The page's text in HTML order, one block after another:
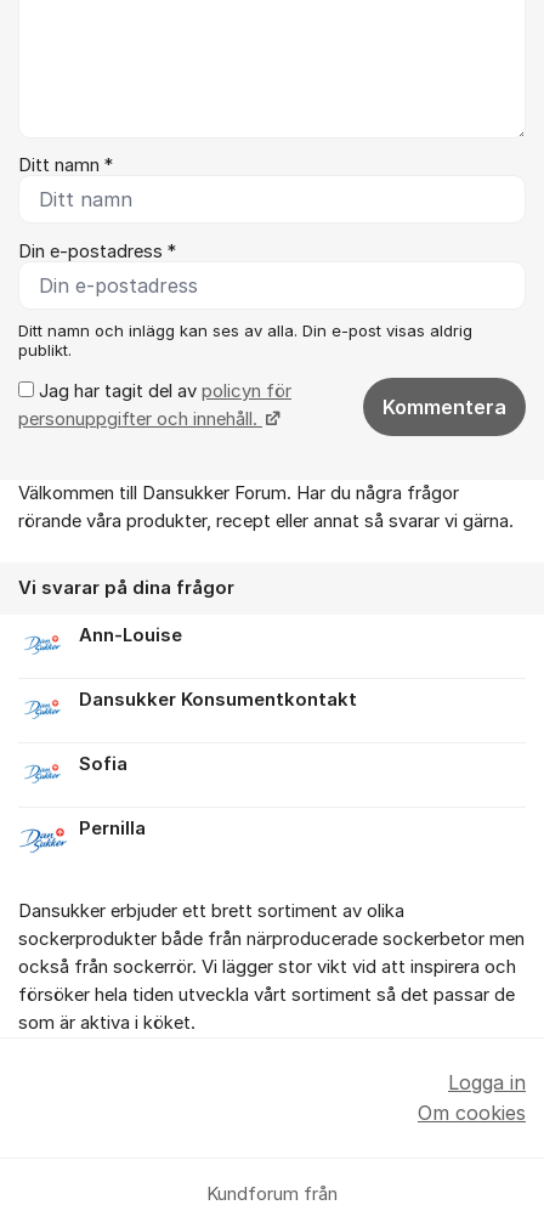
Ditt namn *
Din e-postadress *
Ditt namn och inlägg kan ses av alla. Din e-post visas aldrig
publikt.
Jag har tagit del av policyn för
personuppgifter och innehåll.
Kommentera
Om forumet
Välkommen till Dansukker Forum. Har du några frågor
rörande våra produkter, recept eller annat så svarar vi gärna.
Vi svarar på dina frågor
Ann-Louise
Dansukker Konsumentkontakt
Sofia
Pernilla
Dansukker erbjuder ett brett sortiment av olika
sockerprodukter både från närproducerade sockerbetor men
också från sockerrör. Vi lägger stor vikt vid att inspirera och
försöker hela tiden utveckla vårt sortiment så det passar de
som är aktiva i köket.
Kundforum från
Logga in
Om cookies